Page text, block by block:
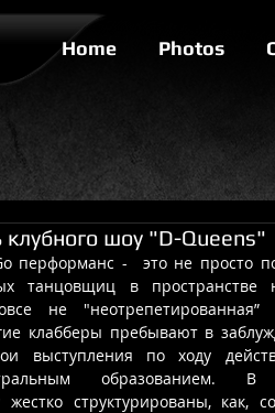
Home Photos
шоу "D-Queens"
перформанс -  это не просто
танцовщиц в пространстве
не "неотрепетированная”
клабберы пребывают в
выступления по ходу
образованием. В
структурированы, как,